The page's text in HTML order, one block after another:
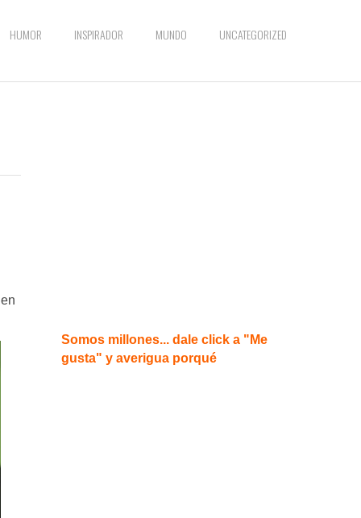
HUMOR INSPIRADOR MUNDO UNCATEGORIZED
Somos millones... dale click a "Me
gusta" y averigua porqué